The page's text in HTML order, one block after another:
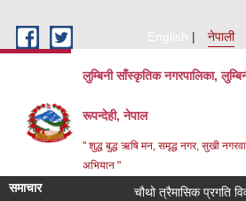
English
नेपाली
लुम्बिनी साँस्कृतिक नगरपालिका,
रूपन्देही, नेपाल
" शुद्ध बुद्ध ऋषि मन, समृद्ध नगर, सुखी
अभियान "
समाचार